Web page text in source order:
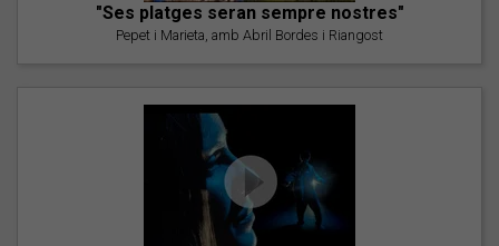
"Ses platges seran sempre nostres"
Pepet i Marieta, amb Abril Bordes i Riangost